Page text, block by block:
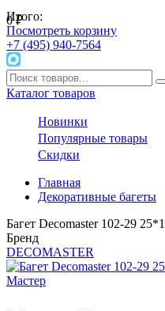
0₽
Итого:
Посмотреть корзину
+7 (495) 940-7564
Каталог товаров
Новинки
Популярные товары
Скидки
Главная
Декоративные багеты
Багет Decomaster 102-29
Бренд
DECOMASTER